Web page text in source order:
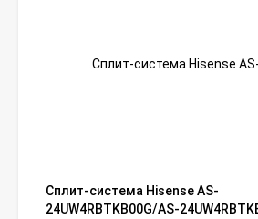
Сплит-система Hisense AS-
24UW4RBTKB00G/AS-